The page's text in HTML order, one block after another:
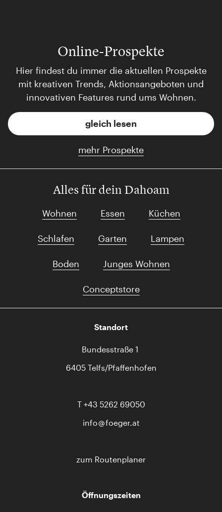
Online-Prospekte
Hier findest du immer die aktuellen Prospekte
mit kreativen Trends, Aktionsangeboten und
innovativen Features rund ums Wohnen.
gleich lesen
mehr Prospekte
Alles für dein Dahoam
Wohnen Essen Küchen
Schlafen Garten Lampen
Boden Junges Wohnen
Conceptstore
Standort
Bundesstraße 1
6405 Telfs/Pfaffenhofen
T +43 5262 69050
info
foeger.at
zum Routenplaner
Öffnungszeiten